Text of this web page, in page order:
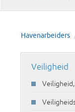
Havenarbeiders
Veiligheid